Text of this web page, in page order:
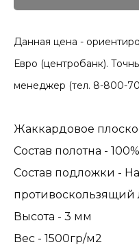
Данная цена -
Евро (центробанк).
менеджер (тел. 8-800-
Жаккардовое
Состав полотна -
Состав подложки -
противоскользящий
Высота - 3 мм
Вес - 1500гр/м2